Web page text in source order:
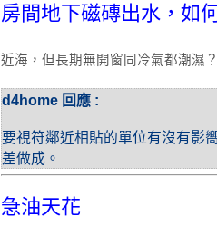
房間地下磁磚出水，如
近海，但長期無開窗同冷氣都潮濕
d4home 回應 :
要視符鄰近相貼的單位有沒有影
差做成。
急油天花